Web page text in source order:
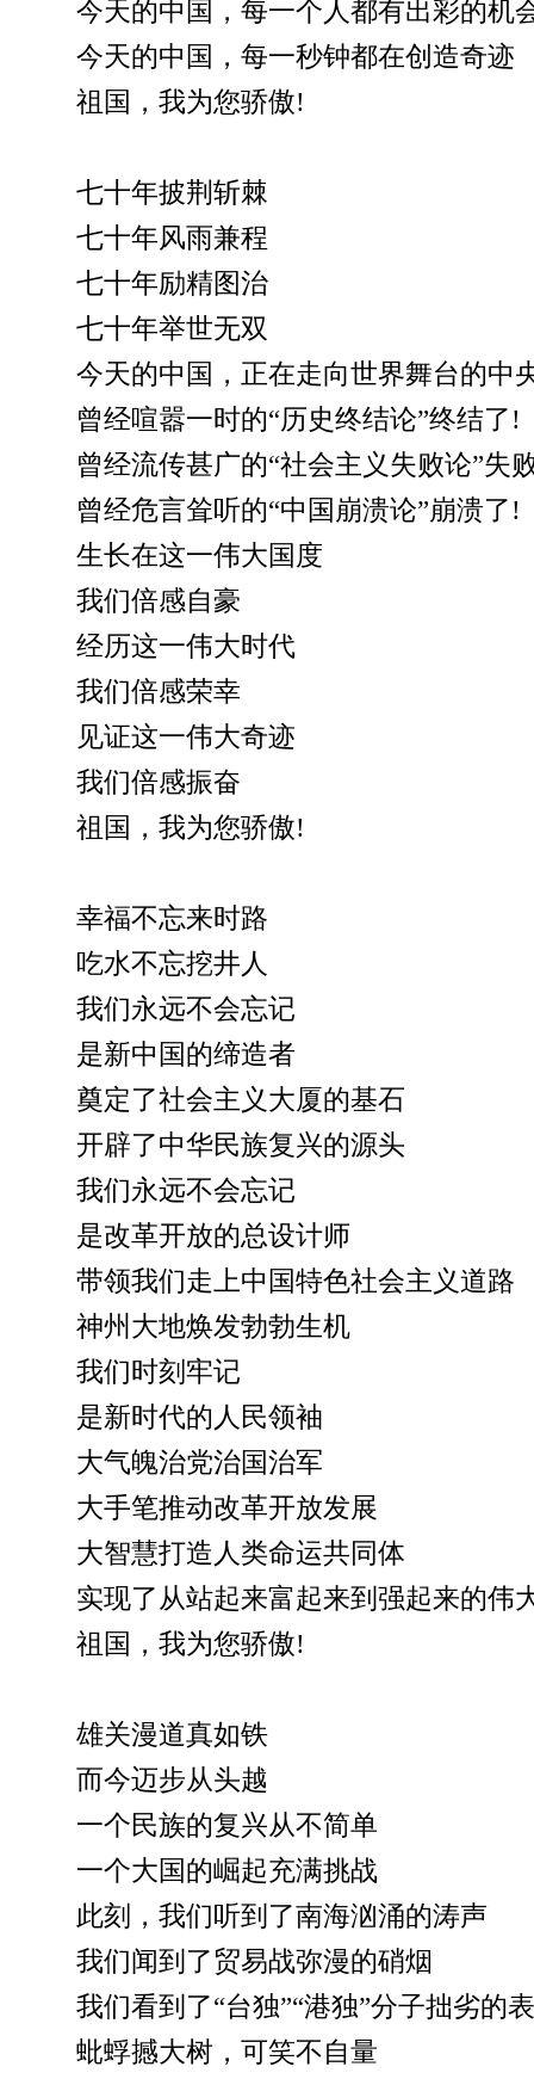
今天的中国，每一个人都有出彩的机
今天的中国，每一秒钟都在创造奇迹
祖国，我为您骄傲!
七十年披荆斩棘
七十年风雨兼程
七十年励精图治
七十年举世无双
今天的中国，正在走向世界舞台的中
曾经喧嚣一时的“历史终结论”终结了!
曾经流传甚广的“社会主义失败论”失
曾经危言耸听的“中国崩溃论”崩溃了!
生长在这一伟大国度
我们倍感自豪
经历这一伟大时代
我们倍感荣幸
见证这一伟大奇迹
我们倍感振奋
祖国，我为您骄傲!
幸福不忘来时路
吃水不忘挖井人
我们永远不会忘记
是新中国的缔造者
奠定了社会主义大厦的基石
开辟了中华民族复兴的源头
我们永远不会忘记
是改革开放的总设计师
带领我们走上中国特色社会主义道路
神州大地焕发勃勃生机
我们时刻牢记
是新时代的人民领袖
大气魄治党治国治军
大手笔推动改革开放发展
大智慧打造人类命运共同体
实现了从站起来富起来到强起来的伟
祖国，我为您骄傲!
雄关漫道真如铁
而今迈步从头越
一个民族的复兴从不简单
一个大国的崛起充满挑战
此刻，我们听到了南海汹涌的涛声
我们闻到了贸易战弥漫的硝烟
我们看到了“台独”“港独”分子拙劣的
蚍蜉撼大树，可笑不自量